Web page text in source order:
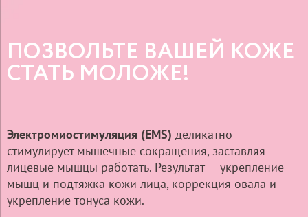
ПОЗВОЛЬТЕ ВАШЕЙ КОЖЕ
СТАТЬ МОЛОЖЕ!
Электромиостимуляция (EMS) деликатно
стимулирует мышечные сокращения, заставляя
лицевые мышцы работать. Результат — укрепление
мышц и подтяжка кожи лица, коррекция овала и
укрепление тонуса кожи.